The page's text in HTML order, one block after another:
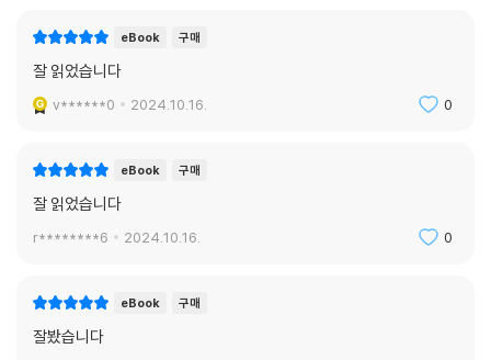
eBook 구매
잘 읽었습니다
v******0 2024.10.16. 0
eBook 구매
잘 읽었습니다
r********6 2024.10.16. 0
eBook 구매
잘봤습니다